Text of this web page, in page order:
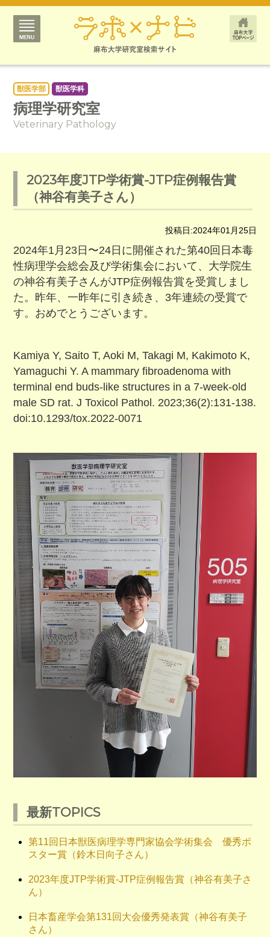
獣医学部 獣医学科
病理学研究室
Veterinary Pathology
2023年度JTP学術賞-JTP症例報告賞
（神谷有美子さん）
投稿日:2024年01月25日
2024年1月23日〜24日に開催された第40回日本毒
性病理学会総会及び学術集会において、大学院生
の神谷有美子さんがJTP症例報告賞を受賞しまし
た。昨年、一昨年に引き続き、3年連続の受賞で
す。おめでとうございます。
Kamiya Y, Saito T, Aoki M, Takagi M, Kakimoto K,
Yamaguchi Y. A mammary fibroadenoma with
terminal end buds-like structures in a 7-week-old
male SD rat. J Toxicol Pathol. 2023;36(2):131-138.
doi:10.1293/tox.2022-0071
最新TOPICS
第11回日本獣医病理学専門家協会学術集会 優秀ポ
スター賞（鈴木日向子さん）
2023年度JTP学術賞-JTP症例報告賞（神谷有美子さ
ん）
日本畜産学会第131回大会優秀発表賞（神谷有美子
さん）